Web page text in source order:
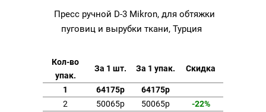
Пресс ручной D-3 Mikron, для обтяжки
пуговиц и вырубки ткани, Турция
Кол-во
упак.
За 1 шт. За 1 упак. Скидка
1 64175р
64175р
2
50065р 50065р
-22%